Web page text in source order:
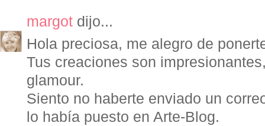
margot dijo...
Hola preciosa, me alegro de
Tus creaciones son
glamour.
Siento no haberte enviado un
lo había puesto en Arte-Blog.